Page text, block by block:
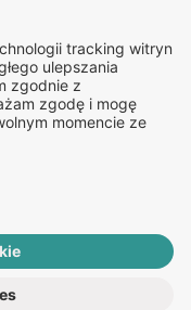
KONSULTACJĘ
jest
z dnia 15
wpisanym do
leczniczą pod